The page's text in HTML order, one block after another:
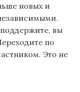
новых и
вы
по
Это не